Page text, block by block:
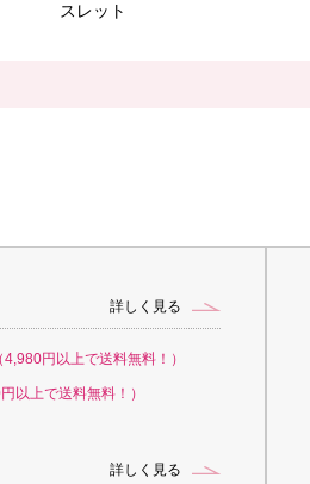
スレット
詳しく見る
（4,980円以上で送料無料！）
円以上で送料無料！）
詳しく見る